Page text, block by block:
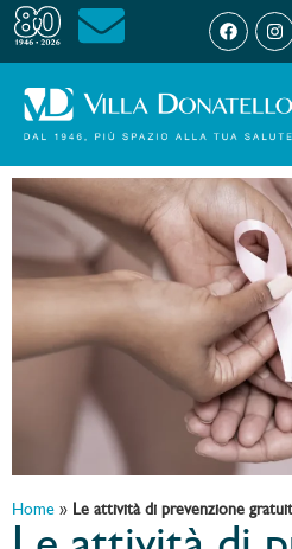
Home » Le attività di prevenzione